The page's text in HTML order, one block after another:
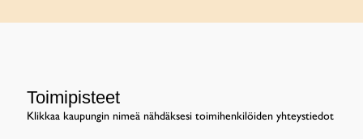
Toimipisteet
Klikkaa kaupungin nimeä nähdäksesi toimihenkilöiden yhteystiedot